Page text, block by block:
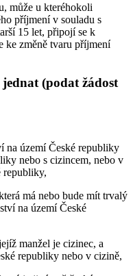
může u kteréhokoli
příjmení v souladu s
15 let, připojí se k
ke změně tvaru příjmení
(podat žádost
na území České republiky
nebo s cizincem, nebo v
republiky,
má nebo bude mít trvalý
na území České
manžel je cizinec, a
republiky nebo v cizině,